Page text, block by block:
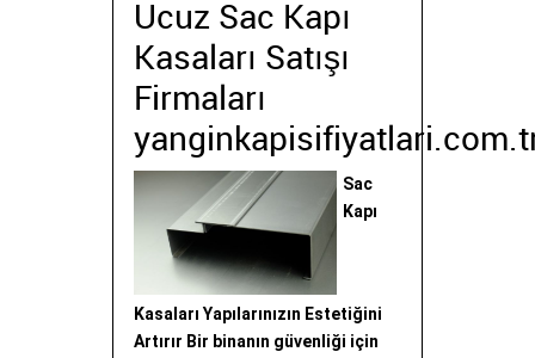
Ucuz Sac Kapı
Kasaları Satışı
Firmaları
Sac
Kapı
Kasaları Yapılarınızın Estetiğini
Artırır Bir binanın güvenliği için